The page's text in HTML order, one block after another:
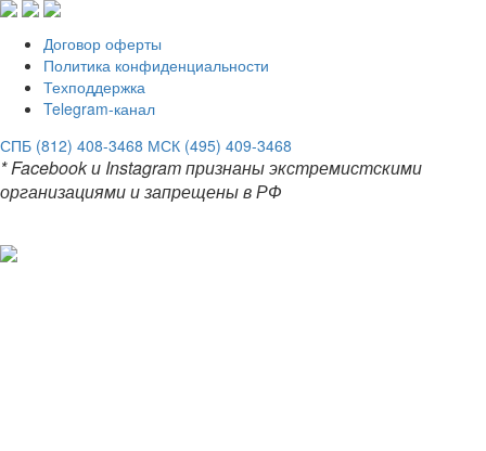
Договор оферты
Политика конфиденциальности
Техподдержка
Telegram-канал
СПБ (812) 408-3468 МСК (495) 409-3468
* Facebook и Instagram признаны экстремистскими
организациями и запрещены в РФ